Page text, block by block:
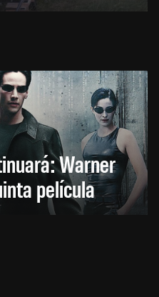
Warner
película